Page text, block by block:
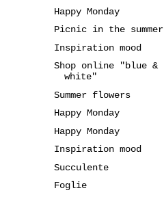
Happy Monday
Picnic in the summer
Inspiration mood
Shop online "blue &
white"
Summer flowers
Happy Monday
Happy Monday
Inspiration mood
Succulente
Foglie